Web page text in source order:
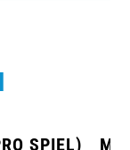
SPIEL)